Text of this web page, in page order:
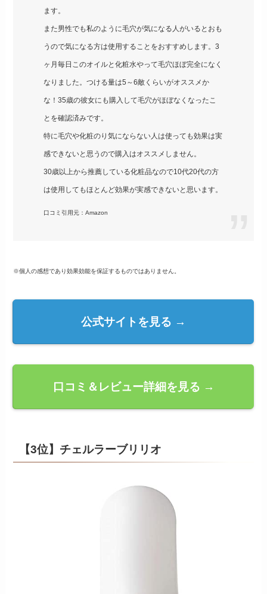
ます。
また男性でも私のように毛穴が気になる人がいるとおも
うので気になる方は使用することをおすすめします。3
ヶ月毎日このオイルと化粧水やって毛穴ほぼ完全になく
なりました。つける量は5～6敵くらいがオススメか
な！35歳の彼女にも購入して毛穴がほぼなくなったこ
とを確認済みです。
特に毛穴や化粧のり気にならない人は使っても効果は実
感できないと思うので購入はオススメしません。
30歳以上から推薦している化粧品なので10代20代の方
は使用してもほとんど効果が実感できないと思います。
口コミ引用元：Amazon
※個人の感想であり効果効能を保証するものではありません。
公式サイトを見る →
口コミ＆レビュー詳細を見る →
【3位】チェルラーブリリオ